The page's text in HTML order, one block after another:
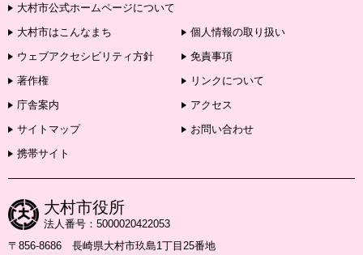
大村市公式ホームページについて
大村市はこんなまち
個人情報の取り扱い
ウェブアクセシビリティ方針
免責事項
著作権
リンクについて
庁舎案内
アクセス
サイトマップ
お問い合わせ
携帯サイト
大村市役所
法人番号：5000020422053
〒856-8686 長崎県大村市玖島1丁目25番地